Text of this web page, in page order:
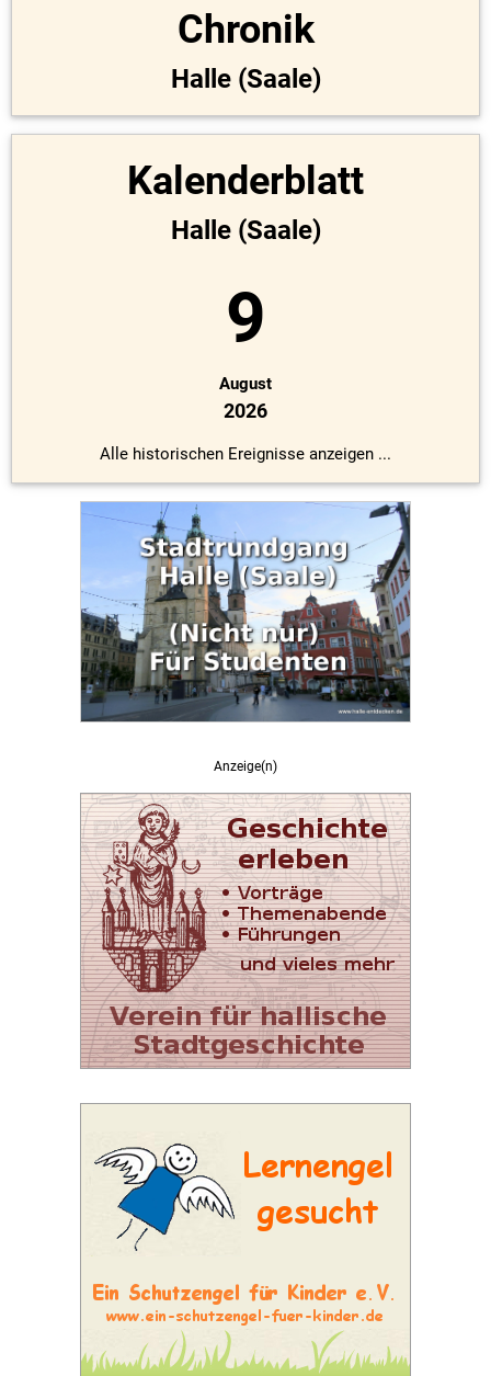
Chronik
Halle (Saale)
Kalenderblatt
Halle (Saale)
9
August
2026
Alle historischen Ereignisse anzeigen ...
Anzeige(n)